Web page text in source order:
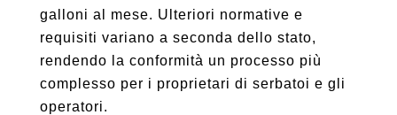
galloni al mese. Ulteriori normative e
requisiti variano a seconda dello stato,
rendendo la conformità un processo più
complesso per i proprietari di serbatoi e gli
operatori.